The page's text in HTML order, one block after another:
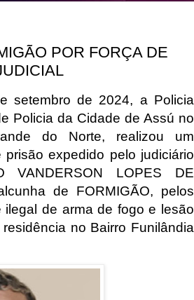
POR FORÇA DE
setembro de 2024, a Policia
Policia da Cidade de Assú no
do Norte, realizou um
expedido pelo judiciário
VANDERSON LOPES DE
de FORMIGÃO, pelos
de arma de fogo e lesão
no Bairro Funilândia